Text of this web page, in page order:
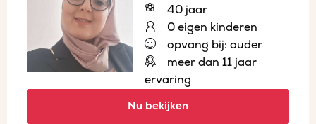
40 jaar
0 eigen kinderen
opvang bij: ouder
meer dan 11 jaar
ervaring
Nu bekijken